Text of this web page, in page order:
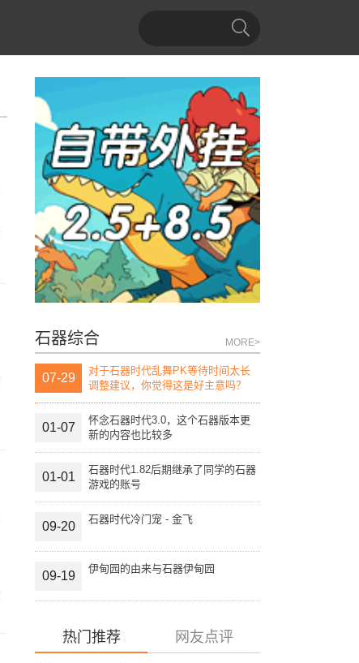
石器综合 MORE>
07-29
对于石器时代乱舞PK等待时间太长
调整建议，你觉得这是好主意吗？
01-07
怀念石器时代3.0，这个石器版本更
新的内容也比较多
01-01
石器时代1.82后期继承了同学的石器
游戏的账号
09-20
石器时代冷门宠 - 金飞
09-19
伊甸园的由来与石器伊甸园
热门推荐 网友点评